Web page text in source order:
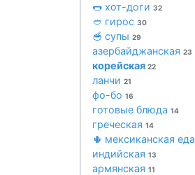
🌭 хот-доги 32
🥙 гирос 30
🥣 супы 29
азербайджанская 23
корейская 22
ланчи 21
фо-бо 16
готовые блюда 14
греческая 14
🌵 мексиканская еда
индийская 13
армянская 11